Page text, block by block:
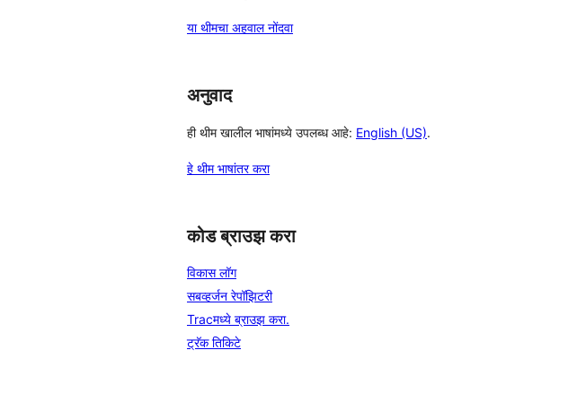
या थीमचा अहवाल नोंदवा
अनुवाद
ही थीम खालील भाषांमध्ये उपलब्ध आहे: English (US).
हे थीम भाषांतर करा
कोड ब्राउझ करा
विकास लॉग
सबव्हर्जन रेपॉझिटरी
Tracमध्ये ब्राउझ करा.
ट्रॅक तिकिटे